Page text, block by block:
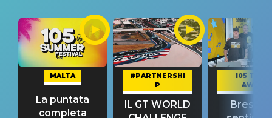
MALTA
La puntata
completa
#PARTNERSHI
P
IL GT WORLD
105 TAKE
AWAY
Bresh: